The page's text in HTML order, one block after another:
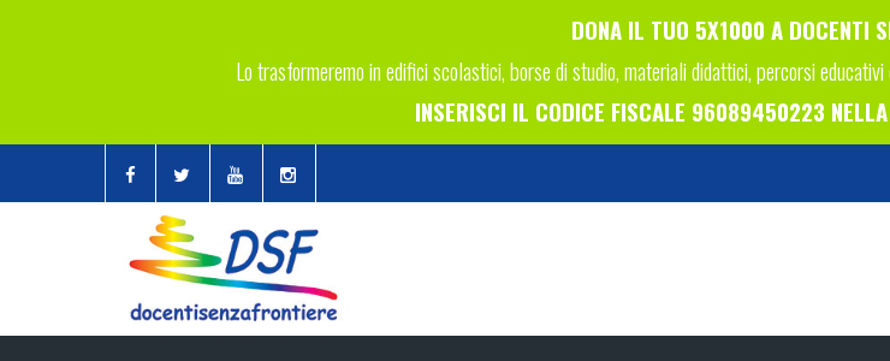
DONA IL TUO 5X1000 A DOCENTI
Lo trasformeremo in edifici scolastici, borse di studio, materiali didattici, percorsi
INSERISCI IL CODICE FISCALE 96089450223